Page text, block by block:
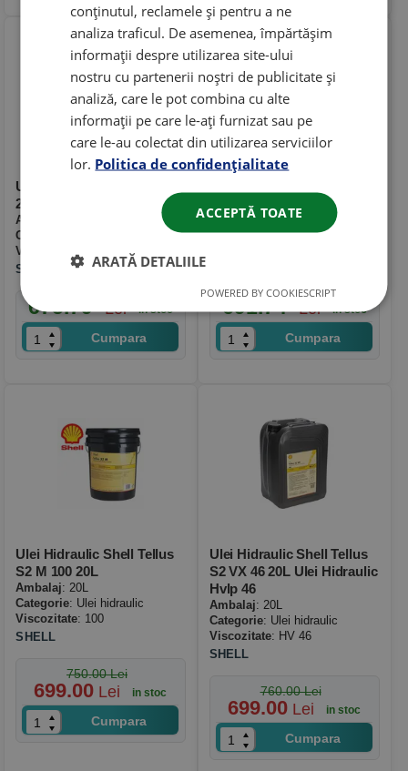
Ulei Shell Tellus S2 MX 68
20L
Ambalaj
Categorie
Viscozitate
SHELL
675.79 Lei in stoc
Cumpara
Ambalaj : 20L
Categorie: Ulei hidraulic
691.74 Lei in stoc
Cumpara
Ulei Hidraulic Shell Tellus
S2 M 100 20L
Ambalaj: 20L
Categorie: Ulei hidraulic
Viscozitate: 100
SHELL
750.00 Lei
699.00 Lei in stoc
Cumpara
Ulei Hidraulic Shell Tellus
S2 VX 46 20L Ulei Hidraulic
Hvlp 46
Ambalaj: 20L
Categorie: Ulei hidraulic
Viscozitate: HV 46
SHELL
760.00 Lei
699.00 Lei in stoc
Cumpara
conținutul, reclamele și pentru a ne
analiza traficul. De asemenea, împărtășim
informații despre utilizarea site-ului
nostru cu partenerii noștri de publicitate și
analiză, care le pot combina cu alte
informații pe care le-ați furnizat sau pe
care le-au colectat din utilizarea serviciilor
lor. Politica de confidențialitate
ACCEPTĂ TOATE
ARATĂ DETALIILE
POWERED BY COOKIESCRIPT